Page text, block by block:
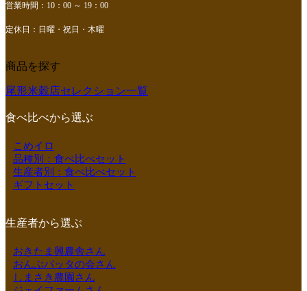
営業時間：10：00 ～ 19：00
定休日：日曜・祝日・木曜
商品を探す
尾形米穀店セレクション一覧
食べ比べから選ぶ
こめイロ
品種別：食べ比べセット
生産者別：食べ比べセット
ギフトセット
生産者から選ぶ
おきたま興農舎さん
おんぶバッタの会さん
しまさき農園さん